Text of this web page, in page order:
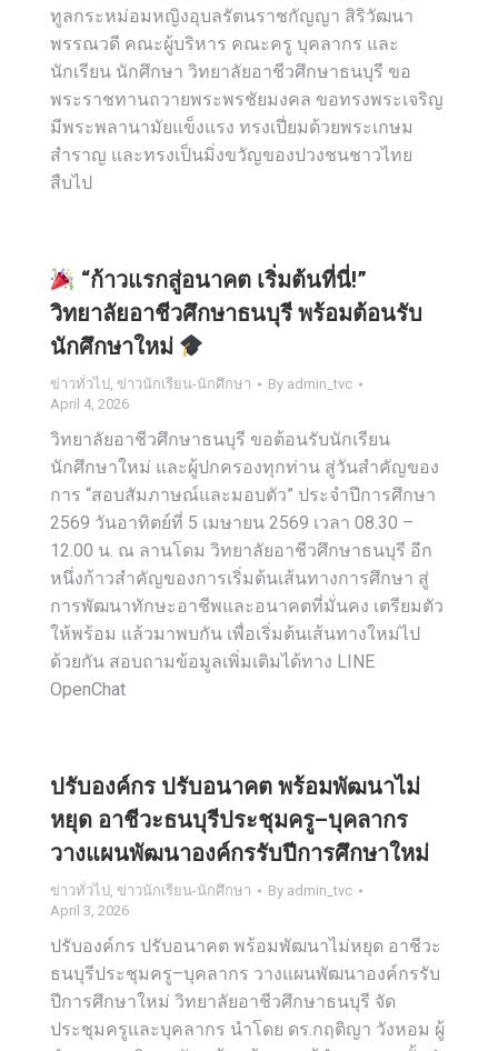
ทูลกระหม่อมหญิงอุบลรัตนราชกัญญา สิริวัฒนา
พรรณวดี คณะผู้บริหาร คณะครู บุคลากร และ
นักเรียน นักศึกษา วิทยาลัยอาชีวศึกษาธนบุรี ขอ
พระราชทานถวายพระพรชัยมงคล ขอทรงพระเจริญ
มีพระพลานามัยแข็งแรง ทรงเปี่ยมด้วยพระเกษม
สำราญ และทรงเป็นมิ่งขวัญของปวงชนชาวไทย
สืบไป
“ก้าวแรกสู่อนาคต เริ่มต้นที่นี่!”
วิทยาลัยอาชีวศึกษาธนบุรี พร้อมต้อนรับ
นักศึกษาใหม่
ข่าวทั่วไป, ข่าวนักเรียน-นักศึกษา By admin_tvc
April 4, 2026
วิทยาลัยอาชีวศึกษาธนบุรี ขอต้อนรับนักเรียน
นักศึกษาใหม่ และผู้ปกครองทุกท่าน สู่วันสำคัญของ
การ “สอบสัมภาษณ์และมอบตัว” ประจำปีการศึกษา
2569 วันอาทิตย์ที่ 5 เมษายน 2569 เวลา 08.30 –
12.00 น. ณ ลานโดม วิทยาลัยอาชีวศึกษาธนบุรี อีก
หนึ่งก้าวสำคัญของการเริ่มต้นเส้นทางการศึกษา สู่
การพัฒนาทักษะอาชีพและอนาคตที่มั่นคง เตรียมตัว
ให้พร้อม แล้วมาพบกัน เพื่อเริ่มต้นเส้นทางใหม่ไป
ด้วยกัน สอบถามข้อมูลเพิ่มเติมได้ทาง LINE
OpenChat
ปรับองค์กร ปรับอนาคต พร้อมพัฒนาไม่
หยุด อาชีวะธนบุรีประชุมครู–บุคลากร
วางแผนพัฒนาองค์กรรับปีการศึกษาใหม่
ข่าวทั่วไป, ข่าวนักเรียน-นักศึกษา By admin_tvc
April 3, 2026
ปรับองค์กร ปรับอนาคต พร้อมพัฒนาไม่หยุด อาชีวะ
ธนบุรีประชุมครู–บุคลากร วางแผนพัฒนาองค์กรรับ
ปีการศึกษาใหม่ วิทยาลัยอาชีวศึกษาธนบุรี จัด
ประชุมครูและบุคลากร นำโดย ดร.กฤติญา วังหอม ผู้